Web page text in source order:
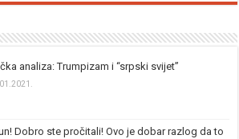
analiza: Trumpizam i “srpski svijet”
Dobro ste pročitali! Ovo je dobar razlog da to